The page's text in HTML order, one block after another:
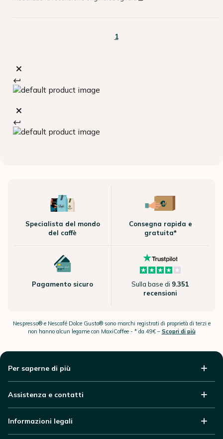
1
Specialista del mondo
del caffè
Consegna rapida e
gratuita*
Pagamento sicuro Sulla base di 9.351
recensioni
Nespresso® e Nescafé Dolce Gusto® sono marchi registrati di proprietà di terzi e
non hanno alcun legame con MaxiCoffee - * da 49€ – Scopri di più
Per saperne di più
Assistenza e contatti
Informazioni legali